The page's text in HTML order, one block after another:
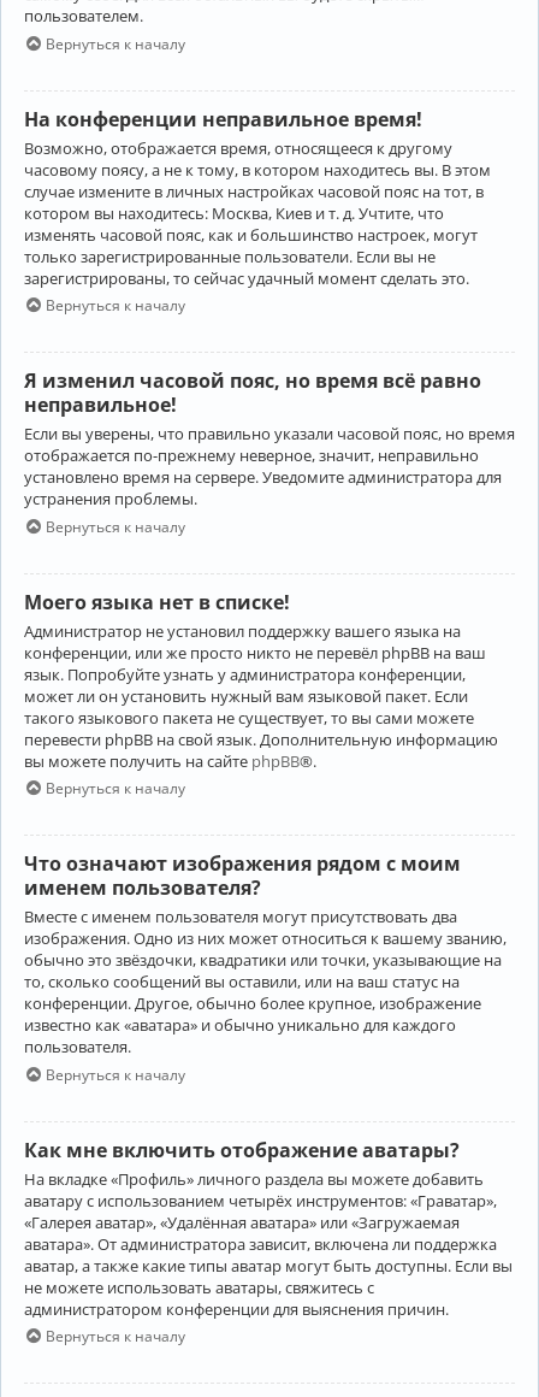
пользователем.
Вернуться к началу
На конференции неправильное время!
Возможно, отображается время, относящееся к другому
часовому поясу, а не к тому, в котором находитесь вы. В этом
случае измените в личных настройках часовой пояс на тот, в
котором вы находитесь: Москва, Киев и т. д. Учтите, что
изменять часовой пояс, как и большинство настроек, могут
только зарегистрированные пользователи. Если вы не
зарегистрированы, то сейчас удачный момент сделать это.
Вернуться к началу
Я изменил часовой пояс, но время всё равно
неправильное!
Если вы уверены, что правильно указали часовой пояс, но время
отображается по-прежнему неверное, значит, неправильно
установлено время на сервере. Уведомите администратора для
устранения проблемы.
Вернуться к началу
Моего языка нет в списке!
Администратор не установил поддержку вашего языка на
конференции, или же просто никто не перевёл phpBB на ваш
язык. Попробуйте узнать у администратора конференции,
может ли он установить нужный вам языковой пакет. Если
такого языкового пакета не существует, то вы сами можете
перевести phpBB на свой язык. Дополнительную информацию
вы можете получить на сайте phpBB®.
Вернуться к началу
Что означают изображения рядом с моим
именем пользователя?
Вместе с именем пользователя могут присутствовать два
изображения. Одно из них может относиться к вашему званию,
обычно это звёздочки, квадратики или точки, указывающие на
то, сколько сообщений вы оставили, или на ваш статус на
конференции. Другое, обычно более крупное, изображение
известно как «аватара» и обычно уникально для каждого
пользователя.
Вернуться к началу
Как мне включить отображение аватары?
На вкладке «Профиль» личного раздела вы можете добавить
аватару с использованием четырёх инструментов: «Граватар»,
«Галерея аватар», «Удалённая аватара» или «Загружаемая
аватара». От администратора зависит, включена ли поддержка
аватар, а также какие типы аватар могут быть доступны. Если вы
не можете использовать аватары, свяжитесь с
администратором конференции для выяснения причин.
Вернуться к началу